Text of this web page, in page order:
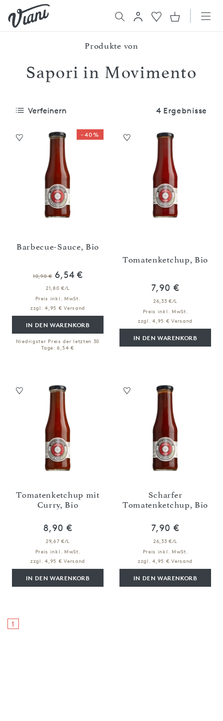
Produkte von
Sapori in Movimento
Verfeinern 4 Ergebnisse
Barbecue-Sauce, Bio
10,90 € 6,54 €
21,80 €/L
Preis inkl. MwSt.
zzgl. 4,95 € Versand
IN DEN WARENKORB
Niedrigster Preis der letzten 30
Tage: 6,54 €
-40%
Tomatenketchup, Bio
7,90 €
26,33 €/L
Preis inkl. MwSt.
zzgl. 4,95 € Versand
IN DEN WARENKORB
Tomatenketchup mit
Curry, Bio
8,90 €
29,67 €/L
Preis inkl. MwSt.
zzgl. 4,95 € Versand
IN DEN WARENKORB
Scharfer
Tomatenketchup, Bio
7,90 €
26,33 €/L
Preis inkl. MwSt.
zzgl. 4,95 € Versand
IN DEN WARENKORB
1